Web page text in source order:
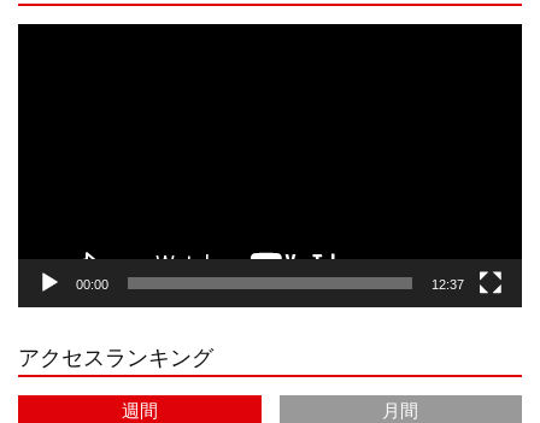
r
a
e
C
00:00 12:37
アクセスランキング
週間
月間